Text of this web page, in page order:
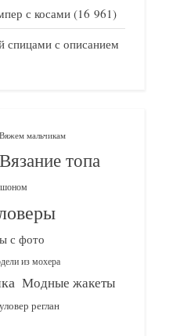
с косами (16 961)
спицами с описанием
Вяжем мальчикам
Вязание топа
с фото
из мохера
Модные жакеты
реглан